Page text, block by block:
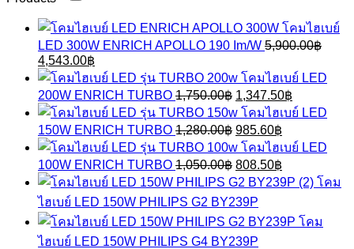
โคมไฮเบย์
LED 300W ENRICH APOLLO 190 Im/W 5,900.00฿
Original
price
was:
5,900.00฿.
4,543.00฿
price
is:
4,543.00฿.
โคมไฮเบย์ LED
200W ENRICH TURBO 1,750.00฿ Original
price
was:
1,750.00฿.
1,347.50฿
price
is:
1,347.50฿.
โคมไฮเบย์ LED
150W ENRICH TURBO 1,280.00฿ Original
price
was:
1,280.00฿.
985.60฿
price
is:
985.60฿.
โคมไฮเบย์ LED
100W ENRICH TURBO 1,050.00฿ Original
price
was:
1,050.00฿.
808.50฿
price
is:
โคม
ไฮเบย์ LED 150W PHILIPS G2 BY239P
โคม
ไฮเบย์ LED 150W PHILIPS G4 BY239P